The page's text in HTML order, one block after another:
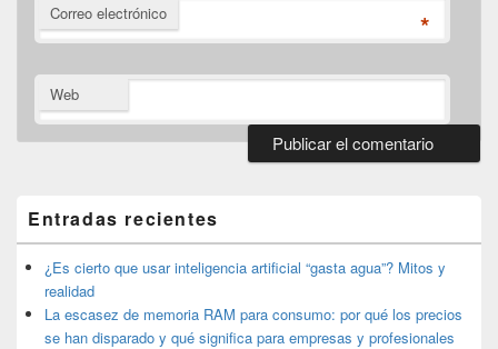
Correo electrónico *
Web
de
widget
barra
lateral
primaria
Entradas recientes
¿Es cierto que usar inteligencia artificial “gasta agua”? Mitos y
realidad
La escasez de memoria RAM para consumo: por qué los precios
se han disparado y qué significa para empresas y profesionales